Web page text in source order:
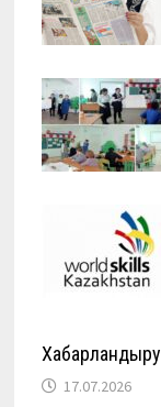
Хабарландыру
17.07.2026